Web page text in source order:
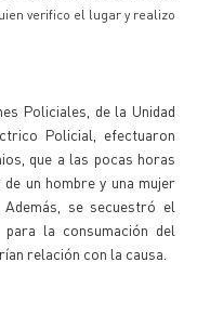
verifico el lugar y realizo
Policiales, de la Unidad
Policial, efectuaron
que a las pocas horas
un hombre y una mujer
se secuestró el
la consumación del
relación con la causa.